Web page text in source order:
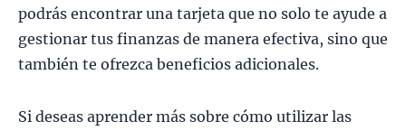
podrás encontrar una tarjeta que no solo te ayude a
gestionar tus finanzas de manera efectiva, sino que
también te ofrezca beneficios adicionales.
Si deseas aprender más sobre cómo utilizar las